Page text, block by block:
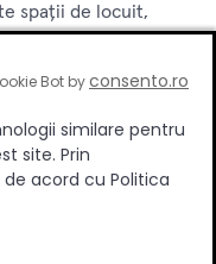
spații de locuit,
birouri, săli de
comerciale care
de calitate.
de iluminare.
Bot byconsento.ro
similare pentru
site. Prin
cu Politica